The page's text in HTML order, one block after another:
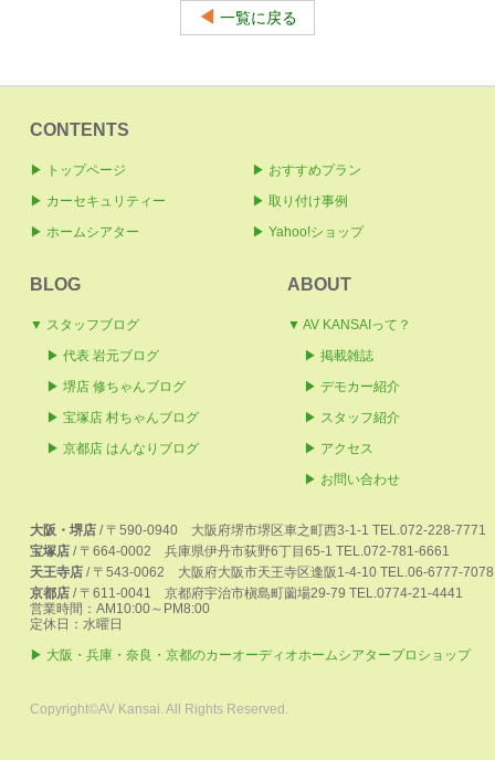
◀ 一覧に戻る
CONTENTS
▶ トップページ
▶ おすすめプラン
▶ カーセキュリティー
▶ 取り付け事例
▶ ホームシアター
▶ Yahoo!ショップ
BLOG
▼ スタッフブログ
▶ 代表 岩元ブログ
▶ 堺店 修ちゃんブログ
▶ 宝塚店 村ちゃんブログ
▶ 京都店 はんなりブログ
ABOUT
▼ AV KANSAIって？
▶ 掲載雑誌
▶ デモカー紹介
▶ スタッフ紹介
▶ アクセス
▶ お問い合わせ
大阪・堺店/ 〒590-0940 大阪府堺市堺区車之町西3-1-1 TEL.072-228-7771
宝塚店/ 〒664-0002 兵庫県伊丹市荻野6丁目65-1 TEL.072-781-6661
天王寺店/ 〒543-0062 大阪府大阪市天王寺区逢阪1-4-10 TEL.06-6777-7078
京都店/ 〒611-0041 京都府宇治市槇島町薗場29-79 TEL.0774-21-4441
営業時間：AM10:00～PM8:00
定休日：水曜日
▶ 大阪・兵庫・奈良・京都のカーオーディオホームシアタープロショップ
Copyright©AV Kansai. All Rights Reserved.